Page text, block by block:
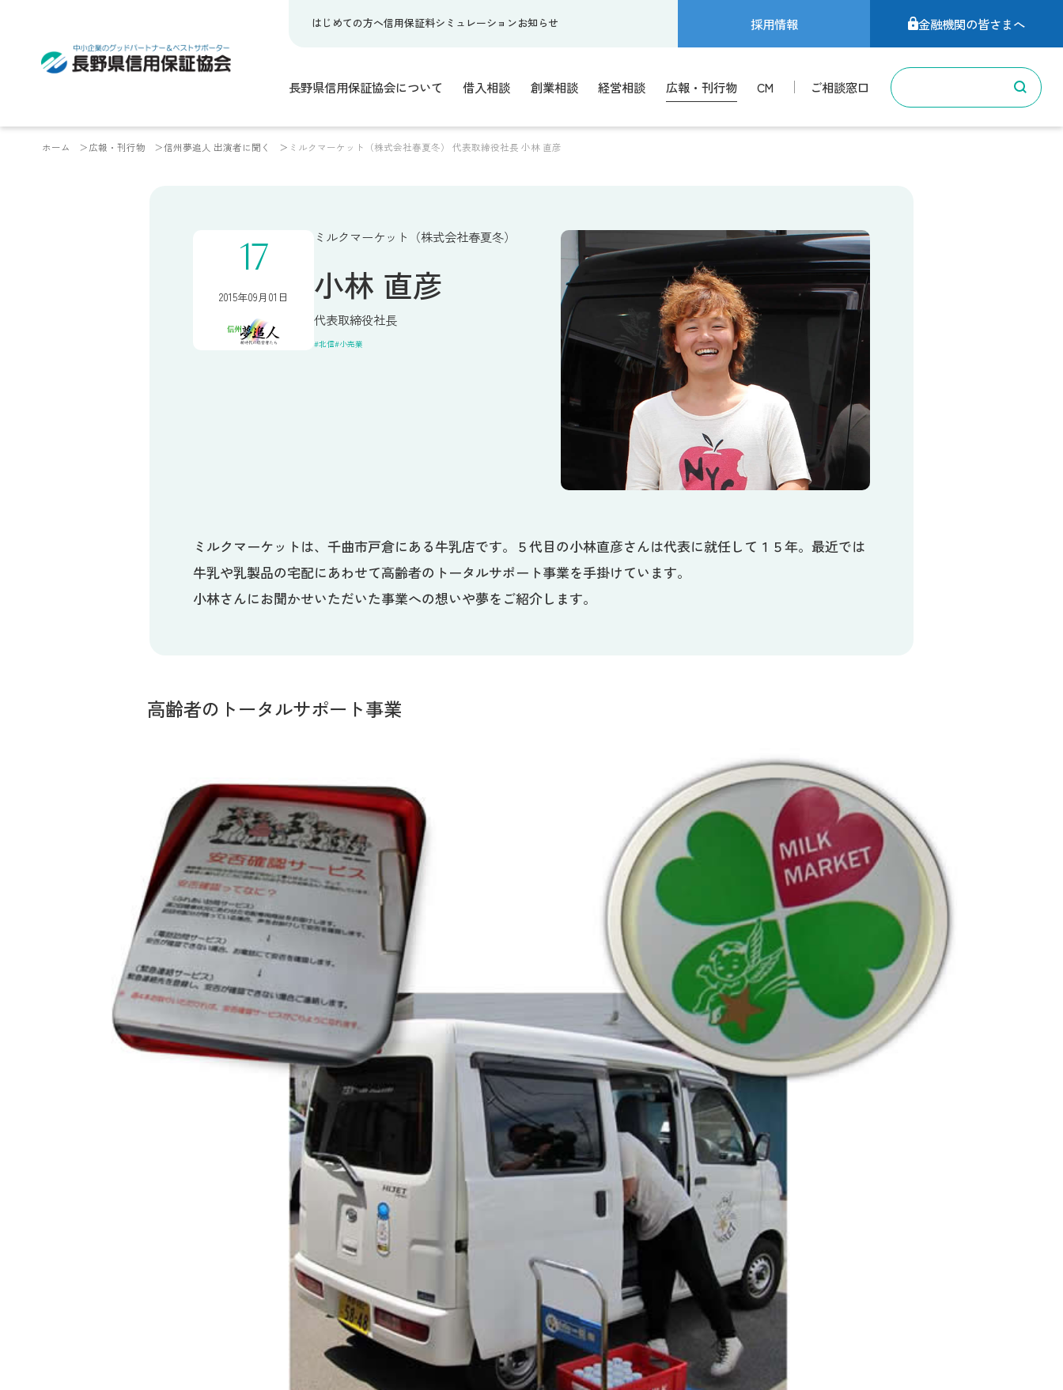
はじめての方へ信用保証料シミュレーションお知らせ 採用情報 金融機関の皆さまへ
長野県信用保証協会について 借入相談 創業相談 経営相談 広報・刊行物 CM ご相談窓口
ホーム 広報・刊行物 信州夢追人 出演者に聞く ミルクマーケット（株式会社春夏冬） 代表取締役社長 小林 直彦
17
2015年09月01日
ミルクマーケット（株式会社春夏冬）
小林 直彦
代表取締役社長
北信 小売業
ミルクマーケットは、千曲市戸倉にある牛乳店です。５代目の小林直彦さんは代表に就任して１５年。最近では
牛乳や乳製品の宅配にあわせて高齢者のトータルサポート事業を手掛けています。
小林さんにお聞かせいただいた事業への想いや夢をご紹介します。
高齢者のトータルサポート事業